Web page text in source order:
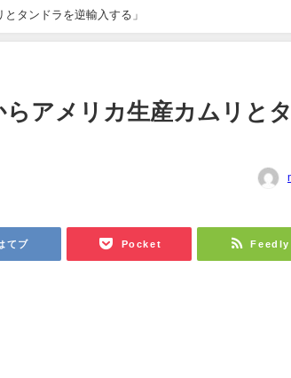
タンドラを逆輸入する」
アメリカ生産カムリと
てブ Pocket Feedly